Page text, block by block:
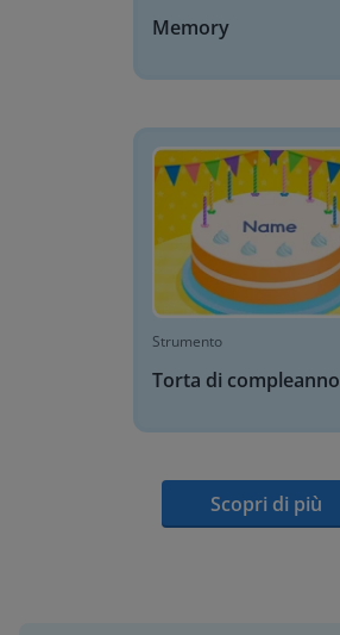
Memory
Strumento
Torta di compleanno
Scopri di più